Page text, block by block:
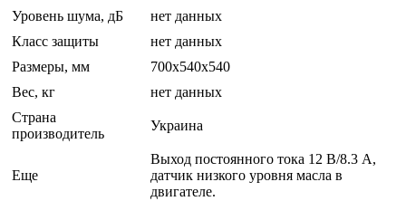
Уровень шума, дБ
нет данных
Класс защиты
нет данных
Размеры, мм
700х540х540
Вес, кг
нет данных
Страна
производитель
Украина
Еще
Выход постоянного тока 12 В/8.3 А,
датчик низкого уровня масла в
двигателе.